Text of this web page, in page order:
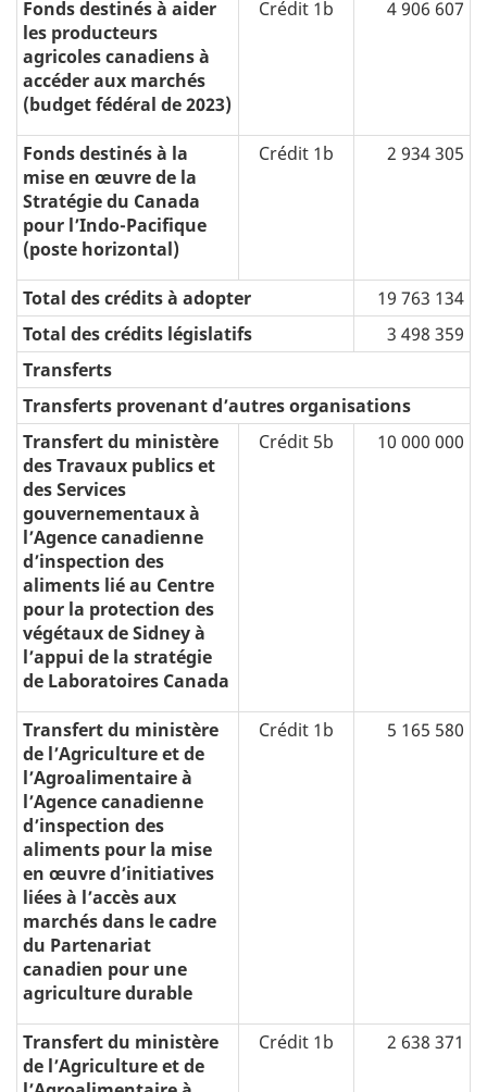
Fonds destinés à aider
les producteurs
agricoles canadiens à
accéder aux marchés
(budget fédéral de 2023)
Crédit 1b 4 906 607
Fonds destinés à la
mise en œuvre de la
Stratégie du Canada
pour l’Indo-Pacifique
(poste horizontal)
Crédit 1b 2 934 305
Total des crédits à adopter
19 763 134
Total des crédits législatifs
3 498 359
Transferts
Transferts provenant d’autres organisations
Transfert du ministère
des Travaux publics et
des Services
gouvernementaux à
l’Agence canadienne
d’inspection des
aliments lié au Centre
pour la protection des
végétaux de Sidney à
l’appui de la stratégie
de Laboratoires Canada
Crédit 5b 10 000 000
Transfert du ministère
de l’Agriculture et de
l’Agroalimentaire à
l’Agence canadienne
d’inspection des
aliments pour la mise
en œuvre d’initiatives
liées à l’accès aux
marchés dans le cadre
du Partenariat
canadien pour une
agriculture durable
Crédit 1b 5 165 580
Transfert du ministère
de l’Agriculture et de
Crédit 1b 2 638 371